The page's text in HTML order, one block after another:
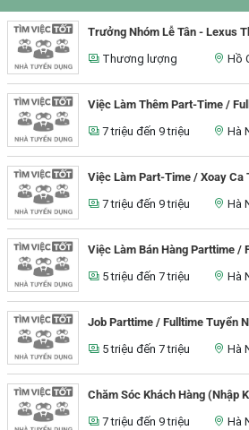
Trưởng Nhóm Lễ Tân - Lexus
Thương lượng
Hồ
7 triệu đến 9 triệu
Hà
7 triệu đến 9 triệu
Hà
5 triệu đến 7 triệu
Hà
5 triệu đến 7 triệu
Hà
Chăm Sóc Khách Hàng (Nhập
7 triệu đến 9 triệu
Hà